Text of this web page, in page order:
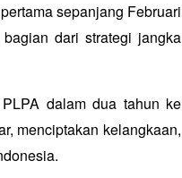
sepanjang Februari
dari strategi jangka
dalam dua tahun ke
menciptakan kelangkaan,